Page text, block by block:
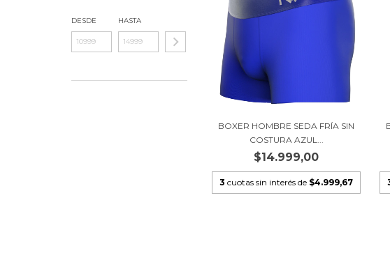
DESDE HASTA
BOXER HOMBRE SEDA FRÍA SIN
COSTURA AZUL...
$14.999,00
3 cuotas sin interés de $4.999,67